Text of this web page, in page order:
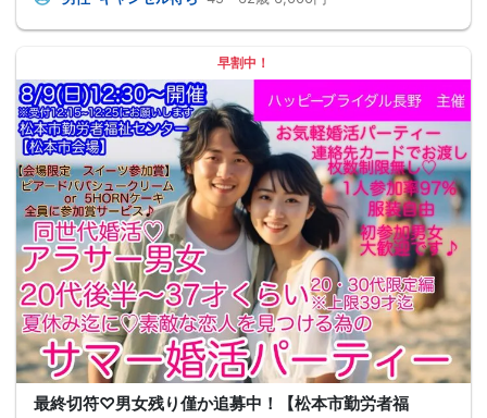
早割中！
最終切符♡男女残り僅か追募中！【松本市勤労者福